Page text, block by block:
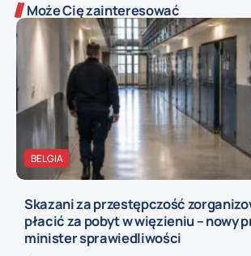
Może Cię zainteresować
BELGIA
Skazani za przestępczość
płacić za pobyt w więzieniu – nowy
minister sprawiedliwości